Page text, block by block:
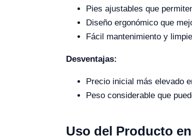
Pies ajustables que
Diseño ergonómico que
Fácil mantenimiento y
Desventajas:
Precio inicial más elevado
Peso considerable que
Uso del Producto